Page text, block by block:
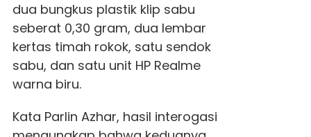
dua bungkus plastik klip sabu
seberat 0,30 gram, dua lembar
kertas timah rokok, satu sendok
sabu, dan satu unit HP Realme
warna biru.
Kata Parlin Azhar, hasil interogasi